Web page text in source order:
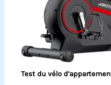
Test du vélo